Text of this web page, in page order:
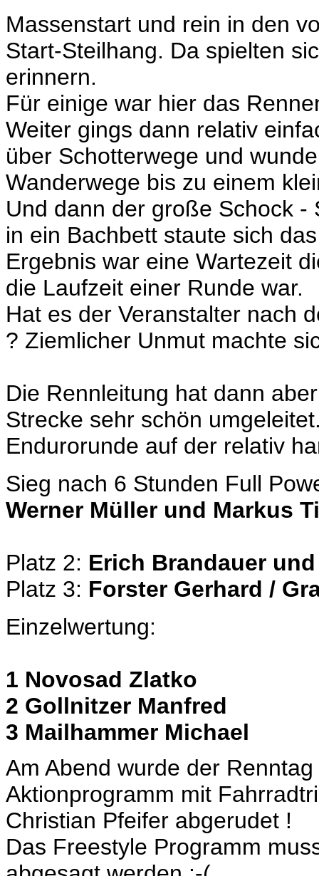
Massenstart und rein in den
Start-Steilhang. Da spielten
erinnern.
Für einige war hier das
Weiter gings dann relativ
über Schotterwege und
Wanderwege bis zu einem
Und dann der große Schock -
in ein Bachbett staute sich
Ergebnis war eine Wartezeit
die Laufzeit einer Runde war.
Hat es der Veranstalter nach
? Ziemlicher Unmut machte
Die Rennleitung hat dann
Strecke sehr schön
Endurorunde auf der relativ
Sieg nach 6 Stunden Full
Werner Müller und Markus
Platz 2: Erich Brandauer
Platz 3: Forster Gerhard /
Einzelwertung:
1 Novosad Zlatko
2 Gollnitzer Manfred
3 Mailhammer Michael
Am Abend wurde der
Aktionprogramm mit
Christian Pfeifer abgerudet !
Das Freestyle Programm